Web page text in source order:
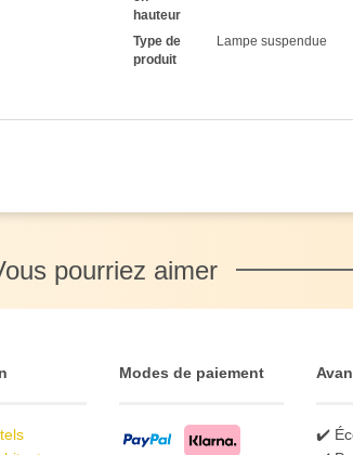
hauteur
Type de
produit
Lampe suspendue
pourriez aimer
Modes de paiement
✔️